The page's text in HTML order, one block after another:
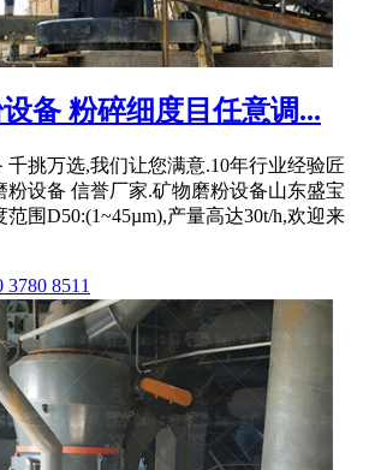
备 粉碎细度目任意调...
千挑万选,我们让您满意.10年行业经验匠
粉设备 信誉厂家.矿物磨粉设备山东盛宝
围D50:(1~45µm),产量高达30t/h,欢迎来
8511